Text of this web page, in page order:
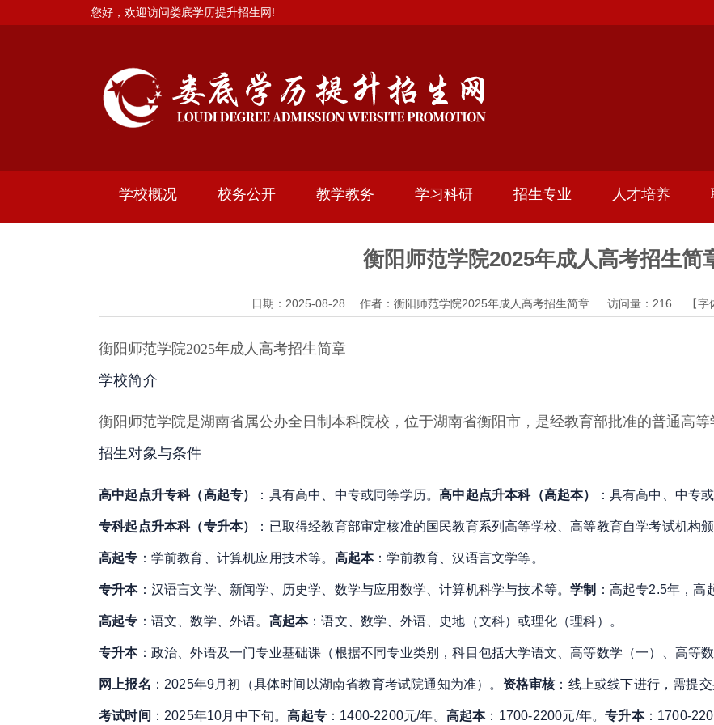
您好，欢迎访问娄底学历提升招生网!
学校概况 校务公开 教学教务 学习科研 招生专业 人才培养
衡阳师范学院2025年成人高考招生简
日期：2025-08-28 作者：衡阳师范学院2025年成人高考招生简章 访问量： 216 【字
衡阳师范学院2025年成人高考招生简章
学校简介
衡阳师范学院是湖南省属公办全日制本科院校，位于湖南省衡阳市，是经教育部批准的普通高
招生对象与条件
高中起点升专科（高起专） ：具有高中、中专或同等学历。高中起点升本科（高起本） ：具有高中、中专
专科起点升本科（专升本） ：已取得经教育部审定核准的国民教育系列高等学校、高等教育自学考试机构
高起专 ：学前教育、计算机应用技术等。 高起本：学前教育、汉语言文学等。
专升本：汉语言文学、新闻学、历史学、数学与应用数学、计算机科学与技术等。学制 ：高起专2.5年，
高起专 ：语文、数学、外语。 高起本：语文、数学、外语、史地（文科）或理化（理科） 。
专升本：政治、外语及一门专业基础课（根据不同专业类别，科目包括大学语文、高等数学（一）、高等
网上报名 ：2025年9月初（具体时间以湖南省教育考试院通知为准） 。 资格审核：线上或线下进行，需提
考试时间 ：2025年10月中下旬。高起专 ：1400-2200元/年。 高起本：1700-2200元/年。专升本：1700-